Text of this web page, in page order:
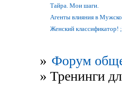
Тайра. Мои шаги.
Агенты влияния в
Женский классификатор!
» Форум
» Тренинги